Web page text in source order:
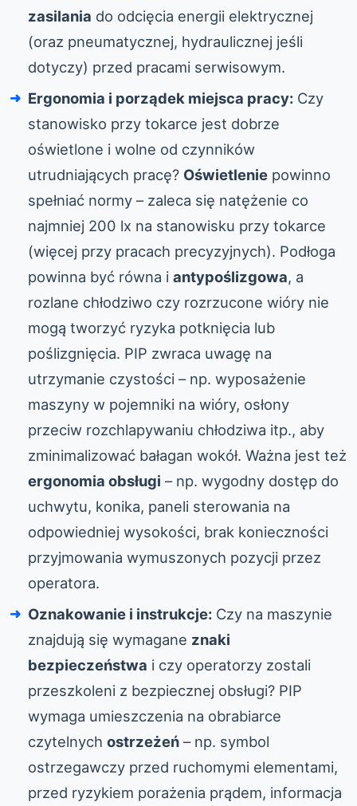
zasilania do odcięcia energii elektrycznej
(oraz pneumatycznej, hydraulicznej jeśli
dotyczy) przed pracami serwisowym.
Ergonomia i porządek miejsca pracy: Czy
stanowisko przy tokarce jest dobrze
oświetlone i wolne od czynników
utrudniających pracę? Oświetlenie powinno
spełniać normy – zaleca się natężenie co
najmniej 200 lx na stanowisku przy tokarce
(więcej przy pracach precyzyjnych). Podłoga
powinna być równa iantypoślizgowa, a
rozlane chłodziwo czy rozrzucone wióry nie
mogą tworzyć ryzyka potknięcia lub
poślizgnięcia. PIP zwraca uwagę na
utrzymanie czystości – np. wyposażenie
maszyny w pojemniki na wióry, osłony
przeciw rozchlapywaniu chłodziwa itp., aby
zminimalizować bałagan wokół. Ważna jest też
ergonomia obsługi – np. wygodny dostęp do
uchwytu, konika, paneli sterowania na
odpowiedniej wysokości, brak konieczności
przyjmowania wymuszonych pozycji przez
operatora.
Oznakowanie i instrukcje: Czy na maszynie
znajdują się wymagane znaki
bezpieczeństwa i czy operatorzy zostali
przeszkoleni z bezpiecznej obsługi? PIP
wymaga umieszczenia na obrabiarce
czytelnychostrzeżeń – np. symbol
ostrzegawczy przed ruchomymi elementami,
przed ryzykiem porażenia prądem, informacja